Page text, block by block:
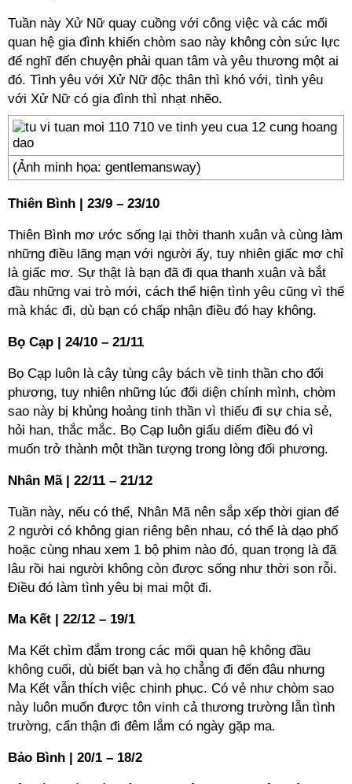
Tuần này Xử Nữ quay cuồng với công việc và các mối
quan hệ gia đình khiến chòm sao này không còn sức lực
để nghĩ đến chuyện phải quan tâm và yêu thương một ai
đó. Tình yêu với Xử Nữ độc thân thì khó với, tình yêu
với Xử Nữ có gia đình thì nhạt nhẽo.
(Ảnh minh họa: gentlemansway)
Thiên Bình | 23/9 – 23/10
Thiên Bình mơ ước sống lại thời thanh xuân và cùng làm
những điều lãng mạn với người ấy, tuy nhiên giấc mơ chỉ
là giấc mơ. Sự thật là bạn đã đi qua thanh xuân và bắt
đầu những vai trò mới, cách thể hiện tình yêu cũng vì thế
mà khác đi, dù bạn có chấp nhận điều đó hay không.
Bọ Cạp | 24/10 – 21/11
Bọ Cạp luôn là cây tùng cây bách về tinh thần cho đối
phương, tuy nhiên những lúc đối diện chính mình, chòm
sao này bị khủng hoảng tinh thần vì thiếu đi sự chia sẻ,
hỏi han, thắc mắc. Bọ Cạp luôn giấu diếm điều đó vì
muốn trở thành một thần tượng trong lòng đối phương.
Nhân Mã | 22/11 – 21/12
Tuần này, nếu có thể, Nhân Mã nên sắp xếp thời gian để
2 người có không gian riêng bên nhau, có thể là dạo phố
hoặc cùng nhau xem 1 bộ phim nào đó, quan trọng là đã
lâu rồi hai người không còn được sống như thời son rỗi.
Điều đó làm tình yêu bị mai một đi.
Ma Kết | 22/12 – 19/1
Ma Kết chìm đắm trong các mối quan hệ không đầu
không cuối, dù biết bạn và họ chẳng đi đến đâu nhưng
Ma Kết vẫn thích việc chinh phục. Có vẻ như chòm sao
này luôn muốn được tôn vinh cả thương trường lẫn tình
trường, cẩn thận đi đêm lắm có ngày gặp ma.
Bảo Bình | 20/1 – 18/2